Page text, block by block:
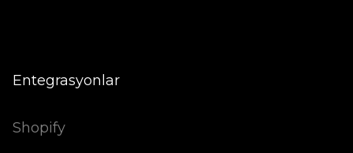
Entegrasyonlar
Shopify